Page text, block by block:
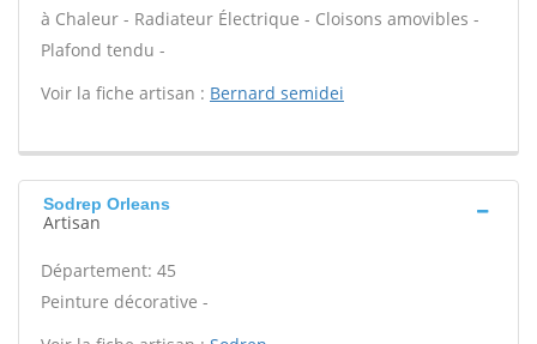
à Chaleur - Radiateur Électrique - Cloisons amovibles -
Plafond tendu -
Voir la fiche artisan : Bernard semidei
Sodrep Orleans
Artisan
Département: 45
Peinture décorative -